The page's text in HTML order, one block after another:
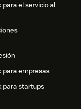
para el servicio al
para empresas
para startups